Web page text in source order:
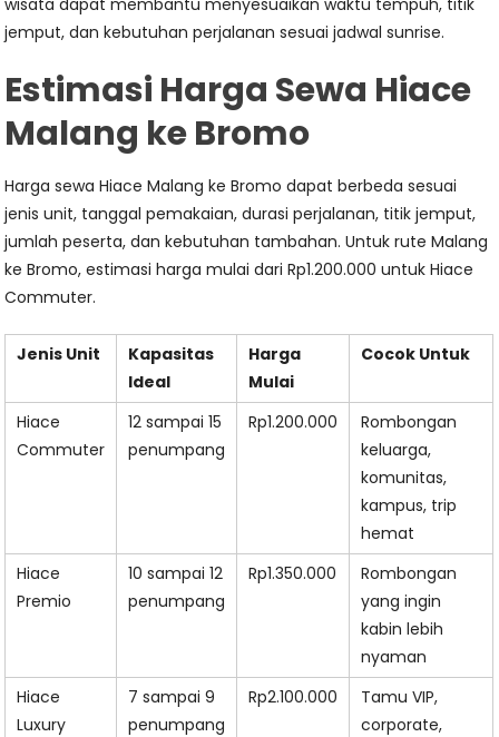
wisata dapat membantu menyesuaikan waktu tempuh, titik
jemput, dan kebutuhan perjalanan sesuai jadwal sunrise.
Estimasi Harga Sewa Hiace
Malang ke Bromo
Harga sewa Hiace Malang ke Bromo dapat berbeda sesuai
jenis unit, tanggal pemakaian, durasi perjalanan, titik jemput,
jumlah peserta, dan kebutuhan tambahan. Untuk rute Malang
ke Bromo, estimasi harga mulai dari Rp1.200.000 untuk Hiace
Commuter.
Jenis Unit
Kapasitas
Ideal
Harga
Mulai
Cocok Untuk
Hiace
Commuter
12 sampai 15
penumpang
Rp1.200.000
Rombongan
keluarga,
komunitas,
kampus, trip
hemat
Hiace
Premio
10 sampai 12
penumpang
Rp1.350.000
Rombongan
yang ingin
kabin lebih
nyaman
Hiace
Luxury
7 sampai 9
penumpang
Rp2.100.000
Tamu VIP,
corporate,